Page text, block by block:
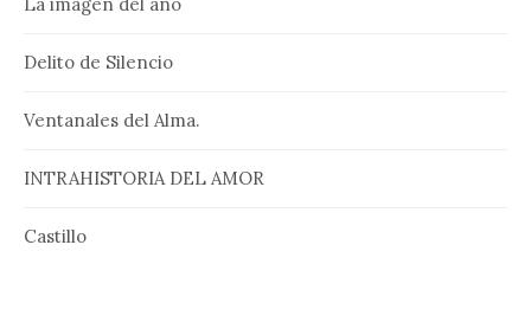
Delito de Silencio
Ventanales del Alma.
INTRAHISTORIA DEL AMOR
Castillo